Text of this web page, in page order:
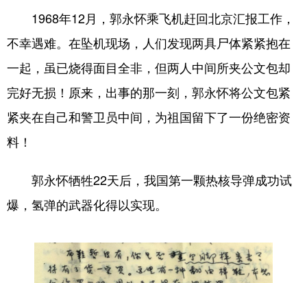
1968年12月，郭永怀乘飞机赶回北京汇报工作，
不幸遇难。在坠机现场，人们发现两具尸体紧紧抱在
一起，虽已烧得面目全非，但两人中间所夹公文包却
完好无损！原来，出事的那一刻，郭永怀将公文包紧
紧夹在自己和警卫员中间，为祖国留下了一份绝密资
料！
郭永怀牺牲22天后，我国第一颗热核导弹成功试
爆，氢弹的武器化得以实现。